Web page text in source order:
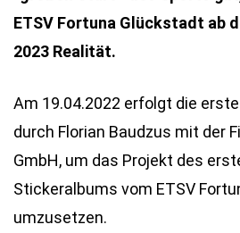
ETSV Fortuna Glückstadt ab
2023 Realität.
Am 19.04.2022 erfolgt die
durch Florian Baudzus mit der
GmbH, um das Projekt des
Stickeralbums vom ETSV
umzusetzen.